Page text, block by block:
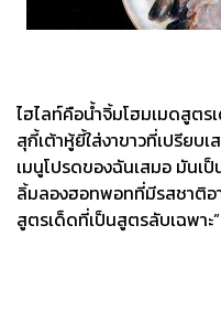
ไฮไลท์คือน้ำจิ้มโฮมเมดสูตร
สุกี้เต้าหู้ยี้ใส่งาขาวที่เปรียบ
เมนูโปรดของฉันเสมอ มันเ
ลิ้มลองฮอทพอทที่มีรสชาติอ
สูตรเด็ดที่เป็นสูตรลับเฉพา